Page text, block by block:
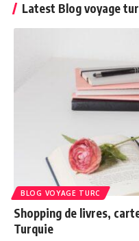
Latest Blog voyage
BLOG VOYAGE TURC
Shopping de livres,
Turquie